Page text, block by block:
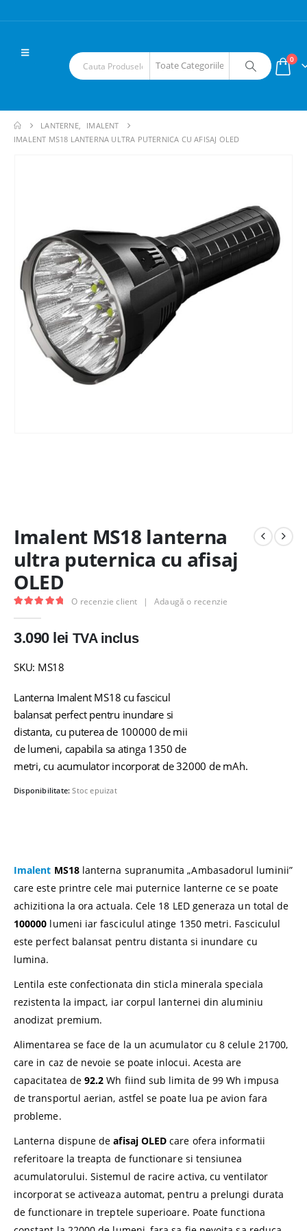
0
LANTERNE,
IMALENT
IMALENT MS18 LANTERNA ULTRA PUTERNICA CU AFISAJ OLED
Imalent MS18 lanterna
ultra puternica cu afisaj
OLED
O recenzie client | Adaugă o recenzie
3.090 lei TVA inclus
SKU: MS18
Lanterna Imalent MS18 cu fascicul
balansat perfect pentru inundare si
distanta, cu puterea de 100000 de mii
de lumeni, capabila sa atinga 1350 de
metri, cu acumulator incorporat de 32000 de mAh.
Disponibilitate:Stoc epuizat
Imalent MS18 lanterna supranumita „Ambasadorul luminii”
care este printre cele mai puternice lanterne ce se poate
achizitiona la ora actuala. Cele 18 LED generaza un total de
100000 lumeni iar fasciculul atinge 1350 metri. Fasciculul
este perfect balansat pentru distanta si inundare cu
lumina.
Lentila este confectionata din sticla minerala speciala
rezistenta la impact, iar corpul lanternei din aluminiu
anodizat premium.
Alimentarea se face de la un acumulator cu 8 celule 21700,
care in caz de nevoie se poate inlocui. Acesta are
capacitatea de92.2 Wh fiind sub limita de 99 Wh impusa
de transportul aerian, astfel se poate lua pe avion fara
probleme.
Lanterna dispune de afisaj OLED care ofera informatii
referitoare la treapta de functionare si tensiunea
acumulatorului. Sistemul de racire activa, cu ventilator
incorporat se activeaza automat, pentru a prelungi durata
de functionare in treptele superioare. Poate functiona